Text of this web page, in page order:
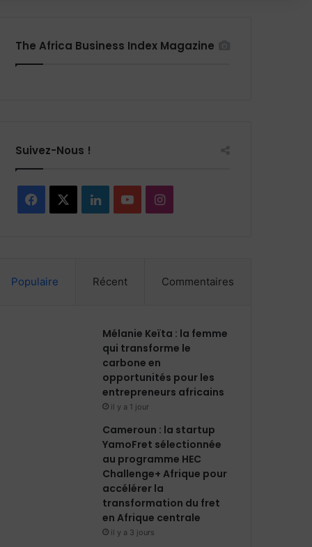
The Africa Business Index Magazine
Suivez-Nous !
e
L
k
d
i
n
b
e
I
t
g
a
m
Populaire Récent Commentaires
Mélanie Keïta : la femme
qui transforme le
carbone en
opportunités pour les
entrepreneurs africains
il y a 1 jour
Cameroun : la startup
YamoFret sélectionnée
au programme HEC
Challenge+ Afrique pour
accélérer la
transformation du fret
en Afrique centrale
il y a 3 jours